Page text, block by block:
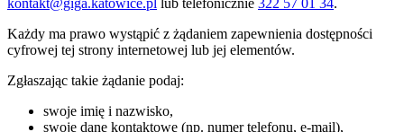
kontakt@giga.katowice.pl lub telefonicznie 322 57 01 34.
Każdy ma prawo wystąpić z żądaniem zapewnienia dostępności
cyfrowej tej strony internetowej lub jej elementów.
Zgłaszając takie żądanie podaj:
swoje imię i nazwisko,
swoje dane kontaktowe (np. numer telefonu, e-mail),